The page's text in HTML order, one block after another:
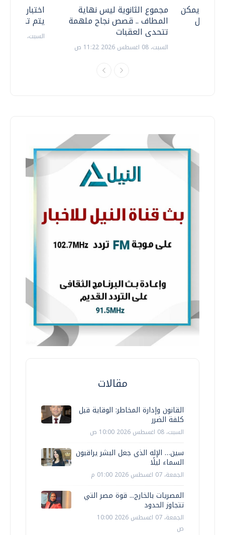
اختبارات
يتم
السبت، 18 يوليو 2026 09:22 ص
مجموع الثانوية ليس نهاية
المطاف .. قصص نجاح ملهمة
تتحدى العقبات
السبت، 08 اغسطس 2026 11:22 ص
.. هل يمكن
نتعامل
مقالات
القانون وإدارة المخاطر: الوقاية قبل
كلفة الضرر
السبت، 08 اغسطس 2026 10:00 ص
سين… الإله الذي جعل البشر يراقبون
السماء ليلًا
الجمعة، 07 اغسطس 2026 01:00 م
المصريات بالخارج... قوة مصر التي
تتجاوز الحدود
الجمعة، 07 اغسطس 2026 10:00
ص